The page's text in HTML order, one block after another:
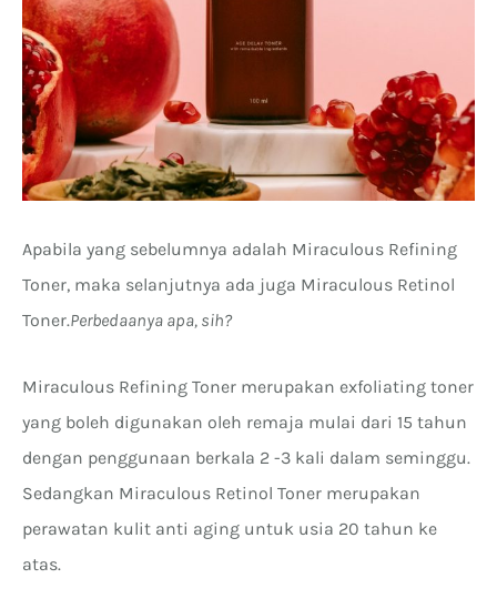
Apabila yang sebelumnya adalah Miraculous Refining
Toner, maka selanjutnya ada juga Miraculous Retinol
Toner.Perbedaanya apa, sih?
Miraculous Refining Toner merupakan exfoliating toner
yang boleh digunakan oleh remaja mulai dari 15 tahun
dengan penggunaan berkala 2 -3 kali dalam seminggu.
Sedangkan Miraculous Retinol Toner merupakan
perawatan kulit anti aging untuk usia 20 tahun ke
atas.